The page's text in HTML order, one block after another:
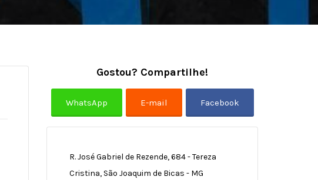
Gostou? Compartilhe!
R. José Gabriel de Rezende, 684 - Tereza
Cristina, São Joaquim de Bicas - MG